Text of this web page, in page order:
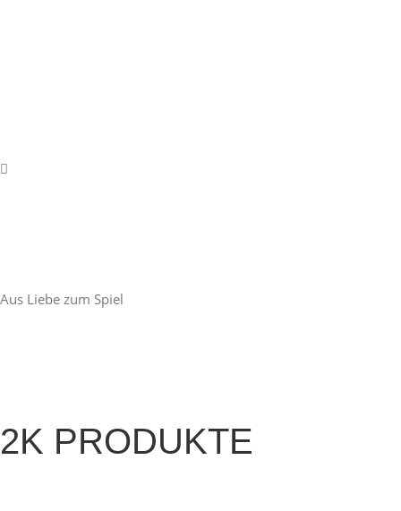
Aus Liebe zum Spiel
2K PRODUKTE